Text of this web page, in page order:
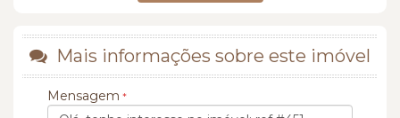
Mais informações sobre este imóvel
Mensagem